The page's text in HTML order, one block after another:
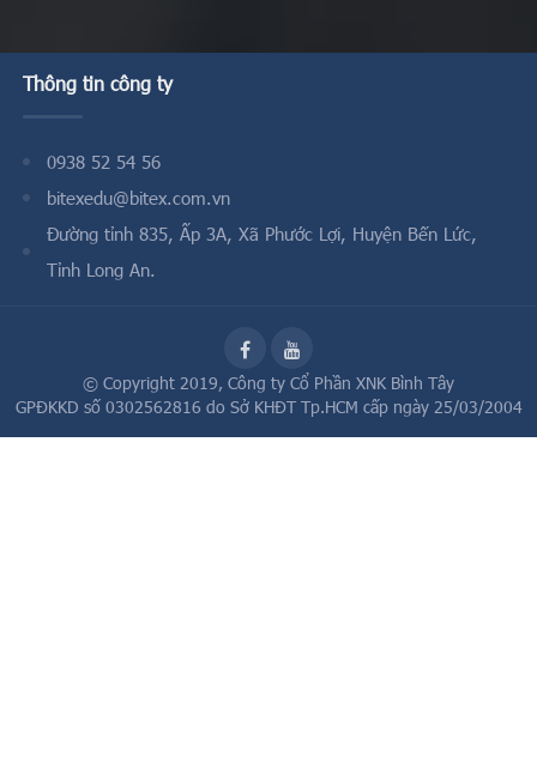
Thông tin công ty
0938 52 54 56
bitexedu@bitex.com.vn
Đường tỉnh 835, Ấp 3A, Xã Phước Lợi, Huyện Bến Lức,
Tỉnh Long An.
© Copyright 2019, Công ty Cổ Phần XNK Bình Tây
GPĐKKD số 0302562816 do Sở KHĐT Tp.HCM cấp ngày 25/03/2004